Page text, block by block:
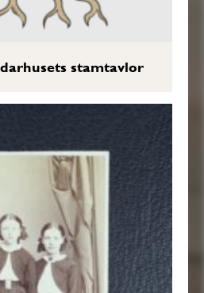
stamtavlor